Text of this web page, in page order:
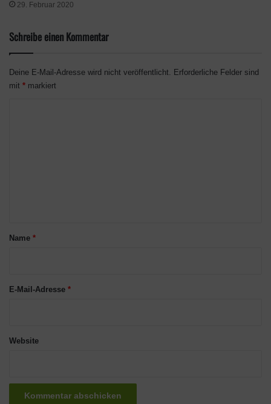
29. Februar 2020
Schreibe einen Kommentar
Deine E-Mail-Adresse wird nicht veröffentlicht.
Erforderliche Felder sind
mit * markiert
aName *
E-Mail-Adresse *
Website